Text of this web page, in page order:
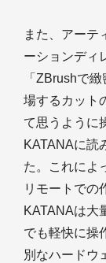
また、アーテ
ーションディ
「ZBrushで
場するカット
て思うように
KATANAに読
た。これによ
リモートでの
KATANAは大
でも軽快に操
別なハードウ